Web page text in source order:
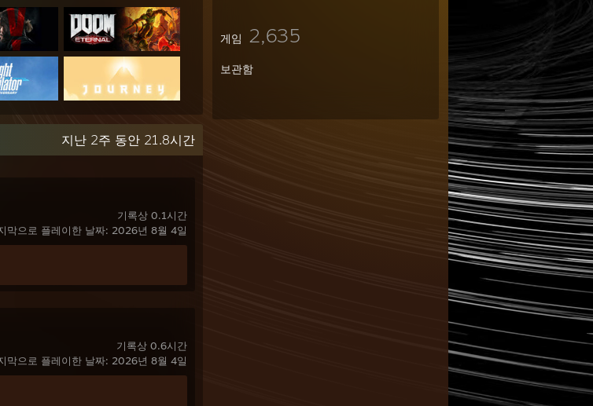
게임 2,635
보관함
지난 2주 동안 21.8시간
기록상 0.1시간
막으로 플레이한 날짜: 2026년 8월 4일
기록상 0.6시간
막으로 플레이한 날짜: 2026년 8월 4일